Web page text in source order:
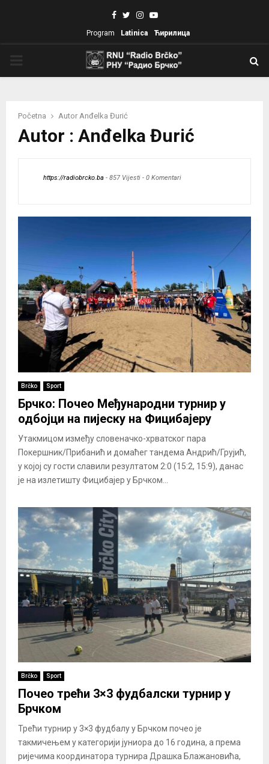
Facebook
TwitterInstagram
Youtube
Program Latinica Ћирилица
Početna Autor Anđelka Đurić
Autor : Anđelka Đurić
https://radiobrcko.ba - 857 Vijesti - 0 Komentari
Brčko Sport
Брчко: Почео Међународни турнир у
одбојци на пијеску на Фицибајеру
Утакмицом између словеначко-хрватског пара
Покершник/Прибанић и домаћег тандема Андрић/Грујић,
у којој су гости славили резултатом 2:0 (15:2, 15:9), данас
је на излетишту Фицибајер у Брчком...
Brčko Sport
Почео трећи 3×3 фудбалски турнир у
Брчком
Трећи турнир у 3×3 фудбалу у Брчком почео је
такмичењем у категорији јуниора до 16 година, а према
ријечима координатора турнира Драшка Блажановића,